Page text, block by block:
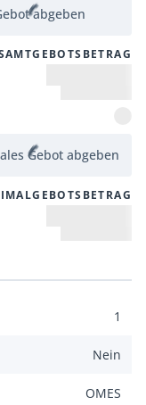
abgeben
Gebot abgeben
1
Nein
OMES